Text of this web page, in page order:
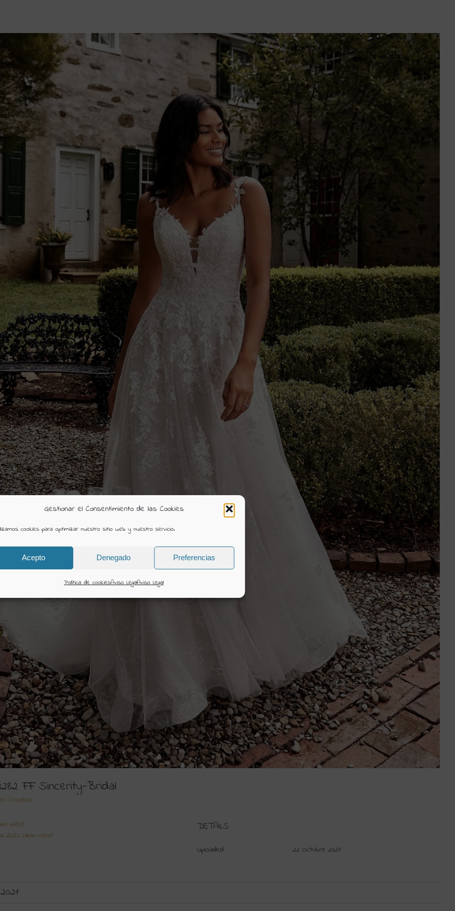
Gestionar el Consentimiento de las Cookies
cookies para optimizar nuestro sitio web y nuestro servicio.
Acepto Denegado Preferencias
Política de cookiesAviso LegalAviso Legal
FF Sincerity-Bridal
Creativa
West
2022 Lillian West
DETAILS
Uploaded 22 Octubre 2021